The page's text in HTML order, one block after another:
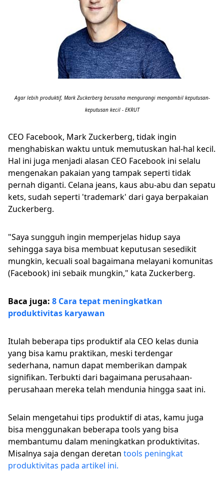
Agar lebih produktif, Mark Zuckerberg berusaha mengurangi mengambil keputusan-
keputusan kecil - EKRUT
CEO Facebook, Mark Zuckerberg, tidak ingin
menghabiskan waktu untuk memutuskan hal-hal kecil.
Hal ini juga menjadi alasan CEO Facebook ini selalu
mengenakan pakaian yang tampak seperti tidak
pernah diganti. Celana jeans, kaus abu-abu dan sepatu
kets, sudah seperti 'trademark' dari gaya berpakaian
Zuckerberg.
"Saya sungguh ingin memperjelas hidup saya
sehingga saya bisa membuat keputusan sesedikit
mungkin, kecuali soal bagaimana melayani komunitas
(Facebook) ini sebaik mungkin," kata Zuckerberg.
Baca juga: 8 Cara tepat meningkatkan
produktivitas karyawan
Itulah beberapa tips produktif ala CEO kelas dunia
yang bisa kamu praktikan, meski terdengar
sederhana, namun dapat memberikan dampak
signifikan. Terbukti dari bagaimana perusahaan-
perusahaan mereka telah mendunia hingga saat ini.
Selain mengetahui tips produktif di atas, kamu juga
bisa menggunakan beberapa tools yang bisa
membantumu dalam meningkatkan produktivitas.
Misalnya saja dengan deretan tools peningkat
produktivitas pada artikel ini.